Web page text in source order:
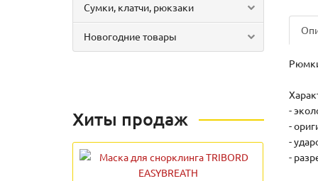
Сумки, клатчи, рюкзаки
Новогодние товары
Хиты продаж
-
-
-
-